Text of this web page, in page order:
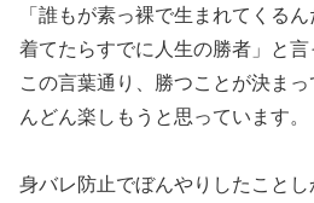
「誰もが素っ裸で生まれてくる
着てたらすでに人生の勝者」と言
この言葉通り、勝つことが決ま
んどん楽しもうと思っています。
身バレ防止でぼんやりしたこと